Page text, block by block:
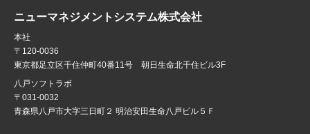
ニューマネジメントシステム株式会社
本社
〒120-0036
東京都足立区千住仲町40番11号 朝日生命北千住ビル3F
八戸ソフトラボ
〒031-0032
青森県八戸市大字三日町２ 明治安田生命八戸ビル５Ｆ